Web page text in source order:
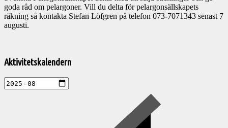
goda råd om pelargoner. Vill du delta för pelargonsällskapets
räkning så kontakta Stefan Löfgren på telefon 073-7071343 senast 7
augusti.
till
aktiviteter
Aktivitetskalendern